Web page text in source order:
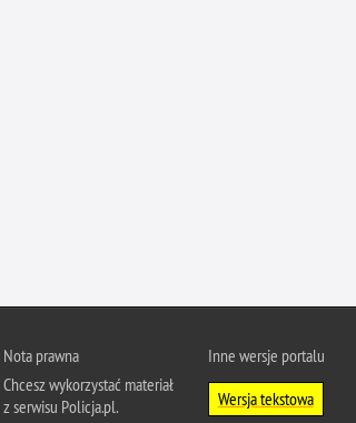
Porwania
Prawa człowieka
Nota prawna
Chcesz wykorzystać materiał
z serwisu Policja.pl.
Inne wersje portalu
Wersja tekstowa